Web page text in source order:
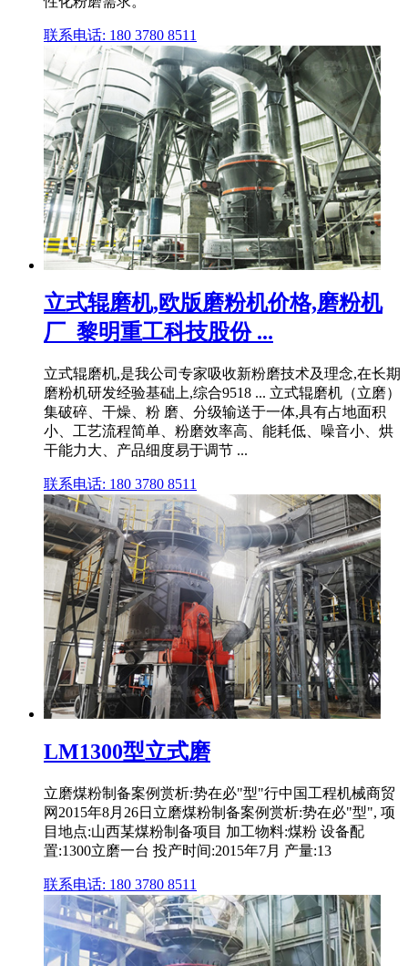
联系电话: 180 3780 8511
立式辊磨机,欧版磨粉机价格,磨粉机
厂_黎明重工科技股份 ...
立式辊磨机,是我公司专家吸收新粉磨技术及理念,在长期
磨粉机研发经验基础上,综合9518 ... 立式辊磨机（立磨）
集破碎、干燥、粉 磨、分级输送于一体,具有占地面积
小、工艺流程简单、粉磨效率高、能耗低、噪音小、烘
干能力大、产品细度易于调节 ...
联系电话: 180 3780 8511
LM1300型立式磨
立磨煤粉制备案例赏析:势在必"型"行中国工程机械商贸
网2015年8月26日立磨煤粉制备案例赏析:势在必"型", 项
目地点:山西某煤粉制备项目 加工物料:煤粉 设备配
置:1300立磨一台 投产时间:2015年7月 产量:13
联系电话: 180 3780 8511